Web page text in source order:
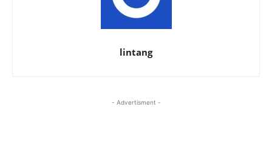
lintang
- Advertisment -